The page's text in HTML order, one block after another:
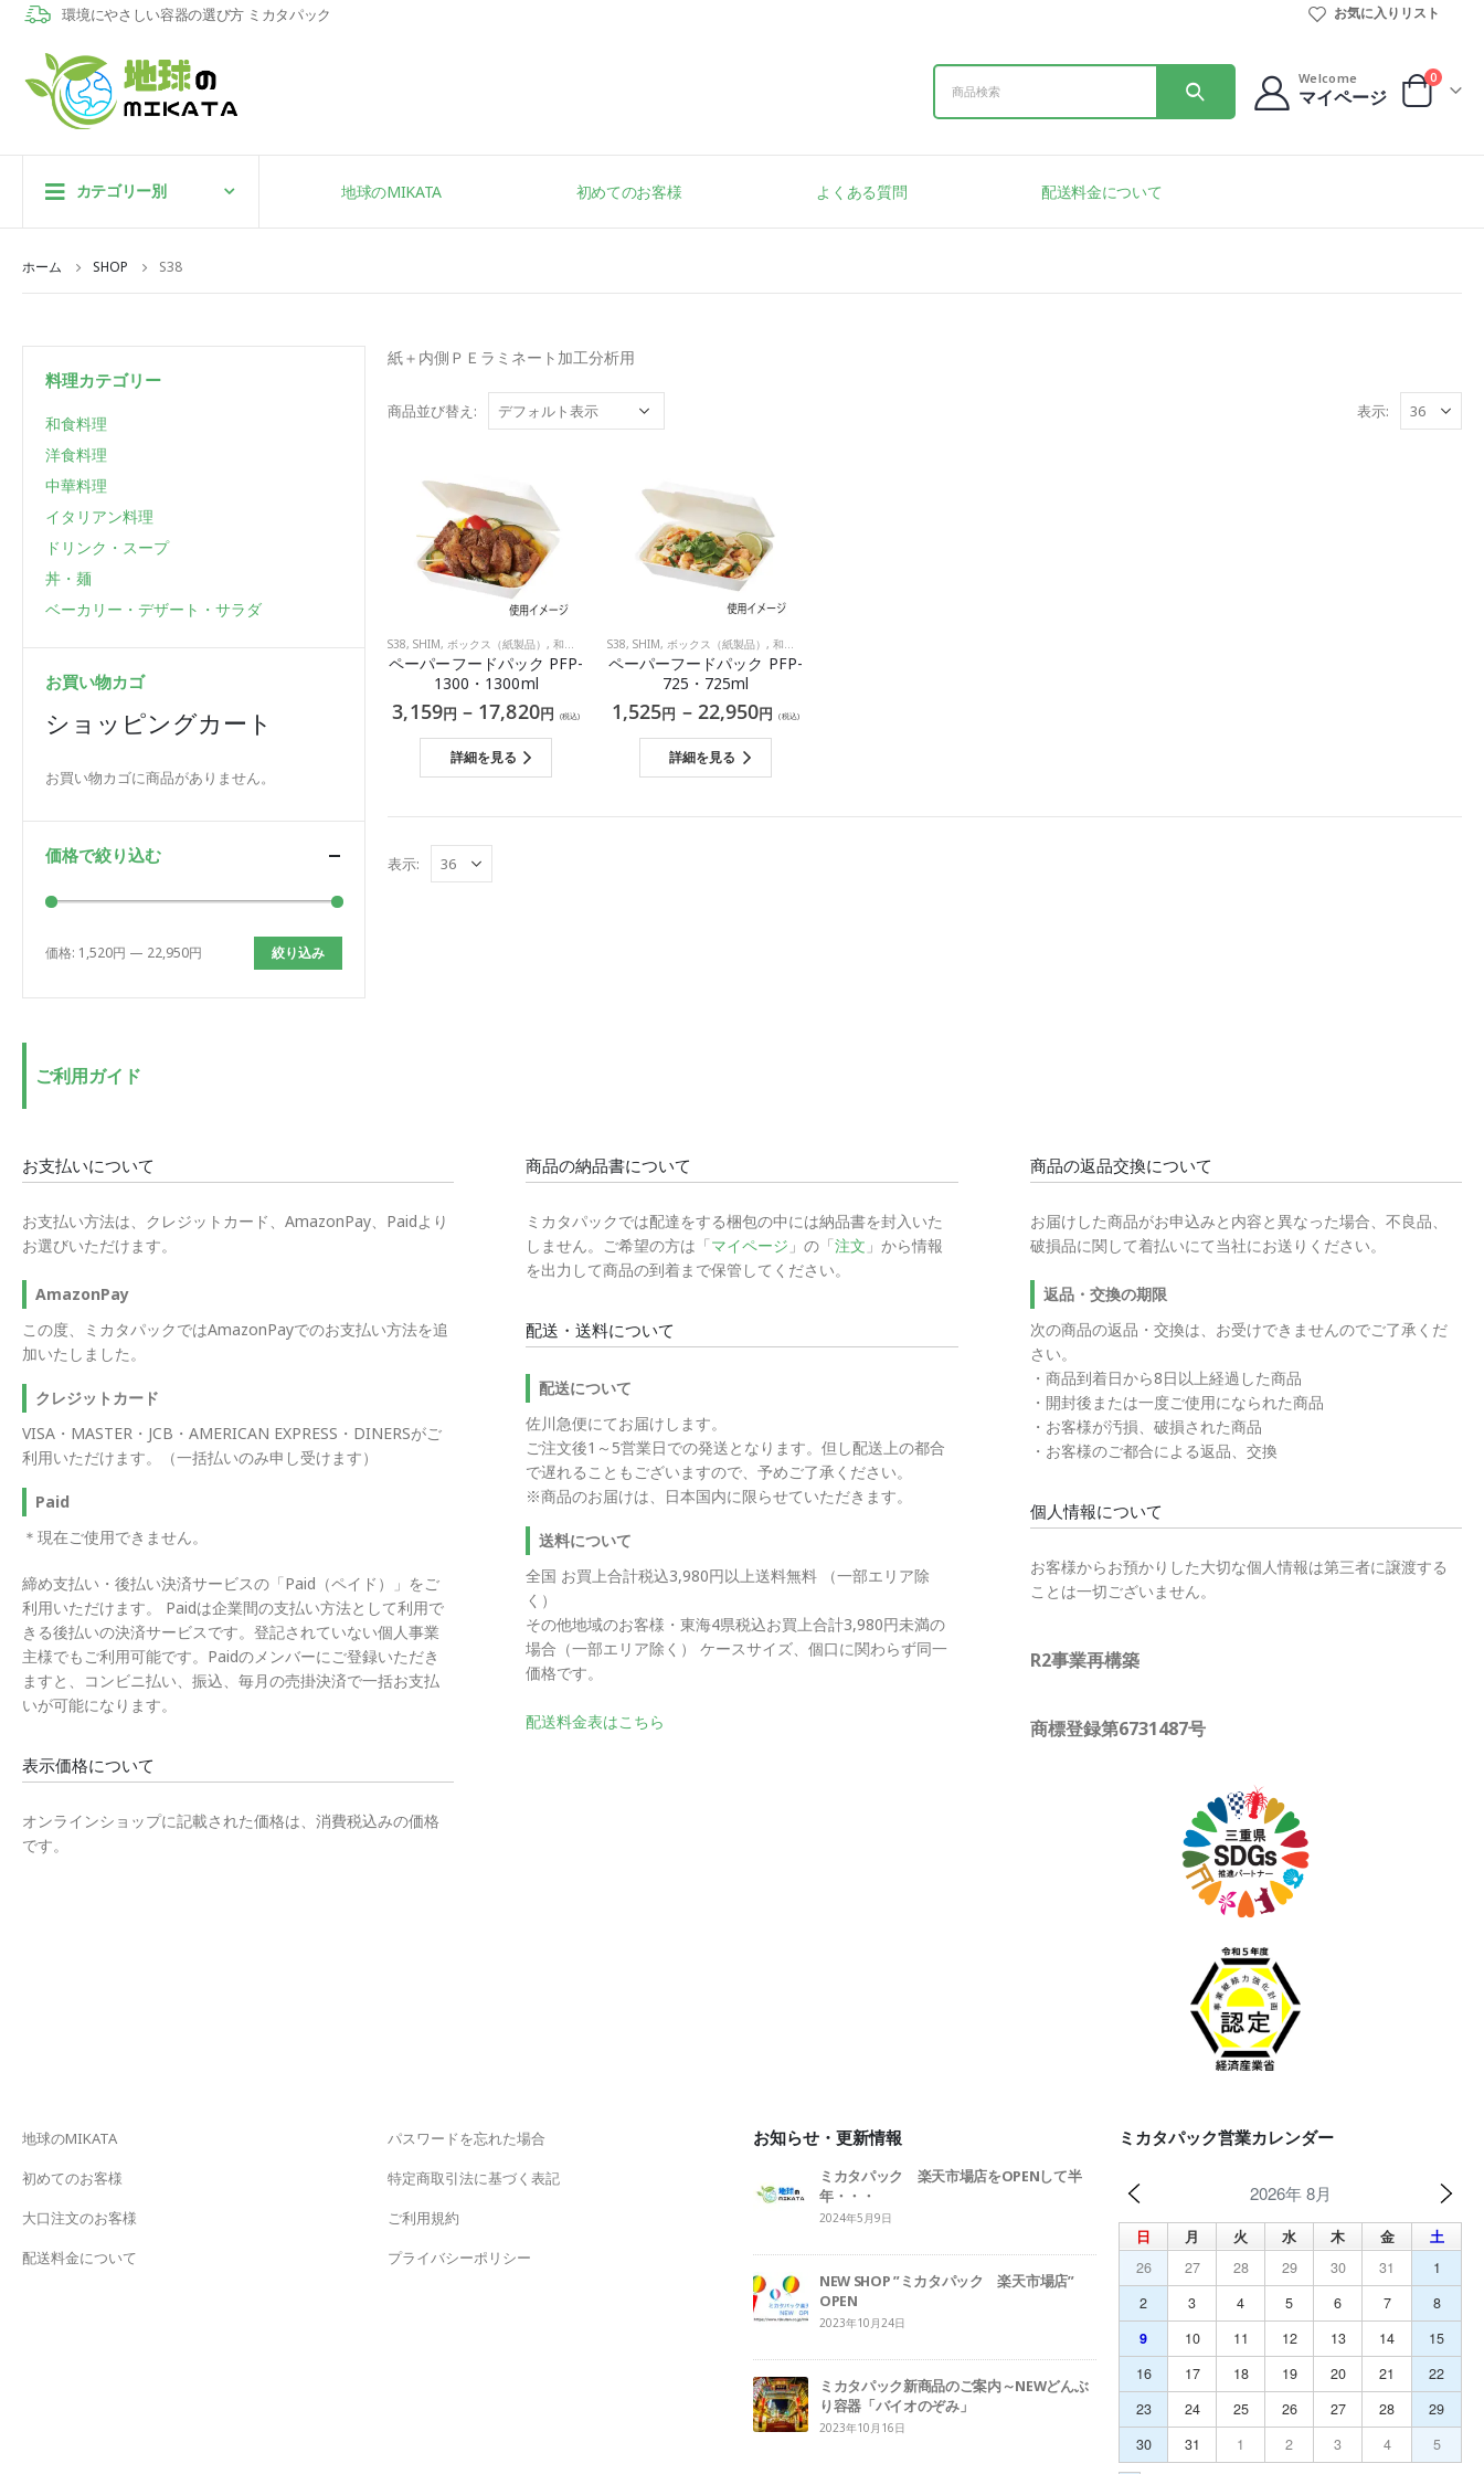
環境にやさしい容器の選び方 ミカタパック お気に入りリスト
Welcome
マイページ
0
カテゴリー別 地球のMIKATA 初めてのお客様 よくある質問 配送料金について
ホーム SHOP S38
紙＋内側ＰＥラミネート加工分析用
商品並び替え: 表示:
S38, SHIM, ボックス（紙製品） , 和食
ペーパーフードパック PFP-
1300・1300ml
3,159円 – 17,820円 (税込)
詳細を見る
S38, SHIM, ボックス（紙製品） , 和食
ペーパーフードパック PFP-
725・725ml
1,525円 – 22,950円 (税込)
詳細を見る
表示:
料理カテゴリー
和食料理
洋食料理
中華料理
イタリアン料理
ドリンク・スープ
丼・麺
ベーカリー・デザート・サラダ
お買い物カゴ
ショッピングカート
お買い物カゴに商品がありません。
価格で絞り込む
最
最
絞り込み
価格: 1,520円 — 22,950円
ご利用ガイド
お支払いについて
お支払い方法は、クレジットカード、AmazonPay、Paidより
お選びいただけます。
AmazonPay
この度、ミカタパックではAmazonPayでのお支払い方法を追
加いたしました。
クレジットカード
VISA・MASTER・JCB・AMERICAN EXPRESS・DINERSがご
利用いただけます。（一括払いのみ申し受けます）
Paid
＊現在ご使用できません。
締め支払い・後払い決済サービスの「Paid（ペイド）」をご
利用いただけます。 Paidは企業間の支払い方法として利用で
きる後払いの決済サービスです。登記されていない個人事業
主様でもご利用可能です。Paidのメンバーにご登録いただき
ますと、コンビニ払い、振込、毎月の売掛決済で一括お支払
いが可能になります。
表示価格について
オンラインショップに記載された価格は、消費税込みの価格
です。
商品の納品書について
ミカタパックでは配達をする梱包の中には納品書を封入いた
しません。ご希望の方は「マイページ 」の「注文 」から情報
を出力して商品の到着まで保管してください。
配送・送料について
配送について
佐川急便にてお届けします。
ご注文後1～5営業日での発送となります。但し配送上の都合
で遅れることもございますので、予めご了承ください。
※商品のお届けは、日本国内に限らせていただきます。
送料について
全国 お買上合計税込3,980円以上送料無料 （一部エリア除
く）
その他地域のお客様・東海4県税込お買上合計3,980円未満の
場合（一部エリア除く） ケースサイズ、個口に関わらず同一
価格です。
配送料金表はこちら
商品の返品交換について
お届けした商品がお申込みと内容と異なった場合、不良品、
破損品に関して着払いにて当社にお送りください。
返品・交換の期限
次の商品の返品・交換は、お受けできませんのでご了承くだ
さい。
・商品到着日から8日以上経過した商品
・開封後または一度ご使用になられた商品
・お客様が汚損、破損された商品
・お客様のご都合による返品、交換
個人情報について
お客様からお預かりした大切な個人情報は第三者に譲渡する
ことは一切ございません。
R2事業再構築
商標登録第6731487号
地球のMIKATA
初めてのお客様
大口注文のお客様
配送料金について
パスワードを忘れた場合
特定商取引法に基づく表記
ご利用規約
プライバシーポリシー
お知らせ・更新情報
ミカタパック 楽天市場店をOPENして半
年・・・
2024年5月9日
NEW SHOP ”ミカタパック 楽天市場店”
OPEN
2023年10月24日
ミカタパック新商品のご案内～NEWどんぶ
り容器「バイオのぞみ」
2023年10月16日
ミカタパック営業カレンダー
2026年 8月
日 月 火 水 木 金
土
26
27 28 29 30 31
1
2
3 4 5 6 7
8
9
10 11 12 13 14
15
16
17 18 19 20 21
22
23
24 25 26 27 28
29
30
31 1 2 3 4 5